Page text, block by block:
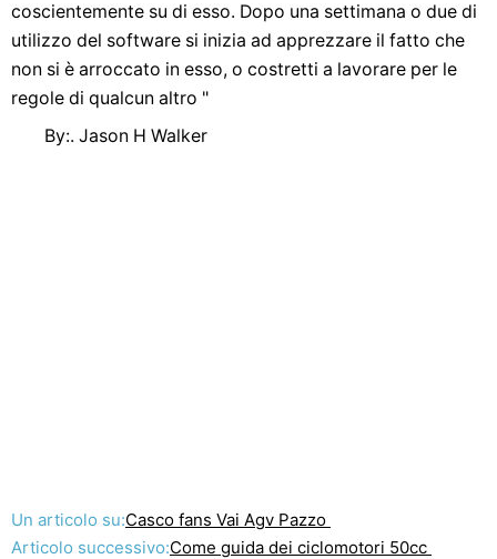
coscientemente su di esso. Dopo una settimana o due di
utilizzo del software si inizia ad apprezzare il fatto che
non si è arroccato in esso, o costretti a lavorare per le
regole di qualcun altro "
By:. Jason H Walker
Un articolo su:Casco fans Vai Agv Pazzo
Articolo successivo:Come guida dei ciclomotori 50cc